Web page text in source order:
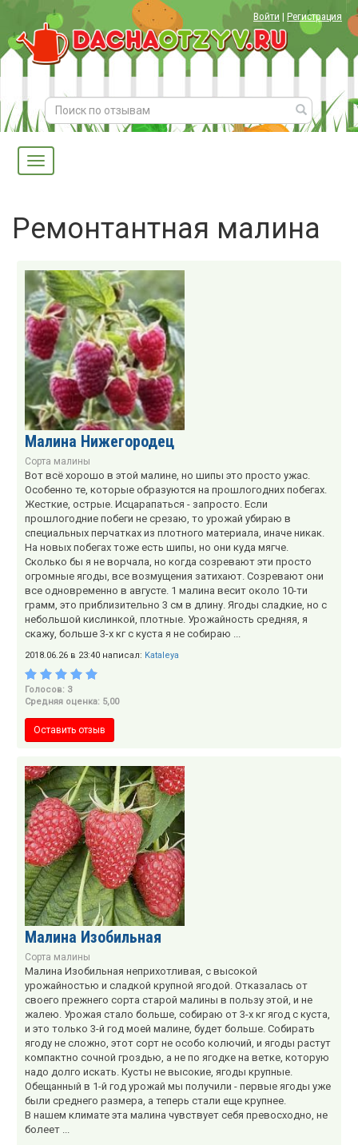
Войти | Регистрация
Ремонтантная малина
Малина Нижегородец
Сорта малины
Вот всё хорошо в этой малине, но шипы это просто ужас.
Особенно те, которые образуются на прошлогодних побегах.
Жесткие, острые. Исцарапаться - запросто. Если
прошлогодние побеги не срезаю, то урожай убираю в
специальных перчатках из плотного материала, иначе никак.
На новых побегах тоже есть шипы, но они куда мягче.
Сколько бы я не ворчала, но когда созревают эти просто
огромные ягоды, все возмущения затихают. Созревают они
все одновременно в августе. 1 малина весит около 10-ти
грамм, это приблизительно 3 см в длину. Ягоды сладкие, но с
небольшой кислинкой, плотные. Урожайность средняя, я
скажу, больше 3-х кг с куста я не собираю ...
2018.06.26 в 23:40 написал: Kataleya
Голосов: 3
Средняя оценка: 5,00
Оставить отзыв
Малина Изобильная
Сорта малины
Малина Изобильная неприхотливая, с высокой
урожайностью и сладкой крупной ягодой. Отказалась от
своего прежнего сорта старой малины в пользу этой, и не
жалею. Урожая стало больше, собираю от 3-х кг ягод с куста,
и это только 3-й год моей малине, будет больше. Собирать
ягоду не сложно, этот сорт не особо колючий, и ягоды растут
компактно сочной гроздью, а не по ягодке на ветке, которую
надо долго искать. Кусты не высокие, ягоды крупные.
Обещанный в 1-й год урожай мы получили - первые ягоды уже
были среднего размера, а теперь стали еще крупнее.
В нашем климате эта малина чувствует себя превосходно, не
болеет ...